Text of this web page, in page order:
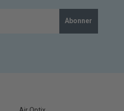
Abonner